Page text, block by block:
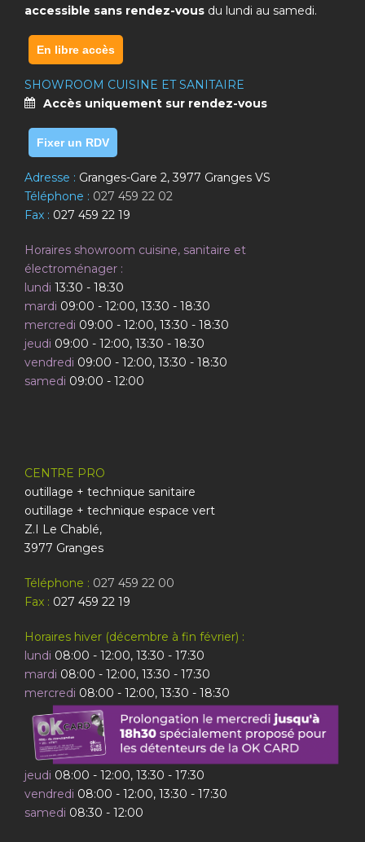
accessible sans rendez-vous du lundi au samedi.
En libre accès
SHOWROOM CUISINE ET SANITAIRE
Accès uniquement sur rendez-vous
Fixer un RDV
Adresse : Granges-Gare 2, 3977 Granges VS
Téléphone : 027 459 22 02
Fax : 027 459 22 19
Horaires showroom cuisine, sanitaire et
électroménager :
lundi 13:30 - 18:30
mardi 09:00 - 12:00, 13:30 - 18:30
mercredi 09:00 - 12:00, 13:30 - 18:30
jeudi 09:00 - 12:00, 13:30 - 18:30
vendredi 09:00 - 12:00, 13:30 - 18:30
samedi 09:00 - 12:00
CENTRE PRO
outillage + technique sanitaire
outillage + technique espace vert
Z.I Le Chablé,
3977 Granges
Téléphone : 027 459 22 00
Fax : 027 459 22 19
Horaires hiver (décembre à fin février) :
lundi 08:00 - 12:00, 13:30 - 17:30
mardi 08:00 - 12:00, 13:30 - 17:30
mercredi 08:00 - 12:00, 13:30 - 18:30
jeudi 08:00 - 12:00, 13:30 - 17:30
vendredi 08:00 - 12:00, 13:30 - 17:30
samedi 08:30 - 12:00